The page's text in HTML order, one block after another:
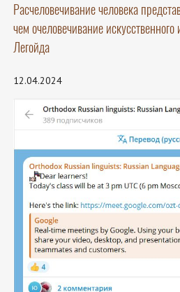
Расчеловечивание человека
чем очеловечивание
Легойда
12.04.2024